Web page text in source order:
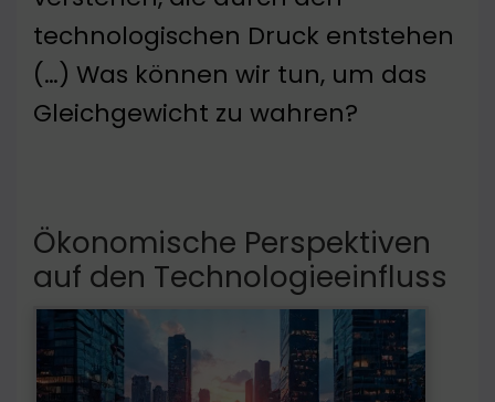
technologischen Druck entstehen
(…) Was können wir tun, um das
Gleichgewicht zu wahren?
Ökonomische Perspektiven
auf den Technologieeinfluss